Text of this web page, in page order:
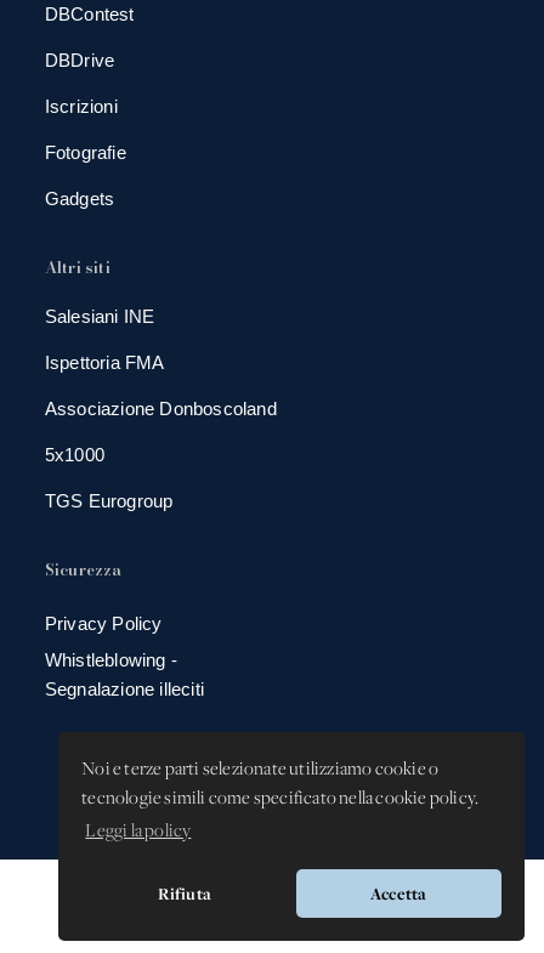
Noi e terze parti selezionate utilizziamo cookie o
tecnologie simili come specificato nella cookie policy.
Leggi la policy
Rifiuta Accetta
DBContest
DBDrive
Iscrizioni
Fotografie
Gadgets
Altri siti
Salesiani INE
Ispettoria FMA
Associazione Donboscoland
5x1000
TGS Eurogroup
Sicurezza
Privacy Policy
Whistleblowing -
Segnalazione illeciti